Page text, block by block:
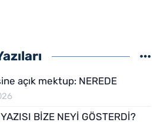
açık mektup: NEREDE
BİZE NEYİ GÖSTERDİ?